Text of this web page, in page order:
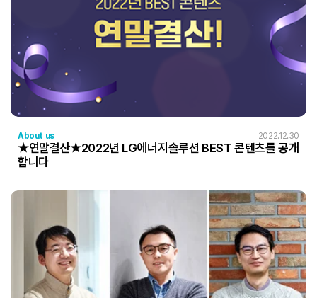
About us 2022.12.30
★연말결산★2022년 LG에너지솔루션 BEST 콘텐츠를 공개
합니다